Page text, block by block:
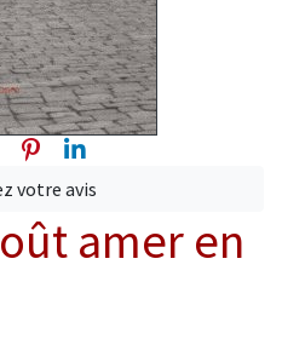
TwitterPinterest
Linkedin
votre avis
amer en